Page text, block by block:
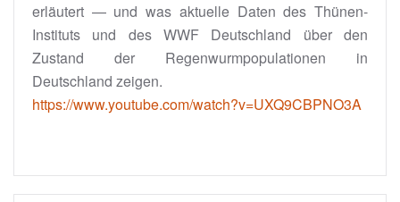
erläutert — und was aktuelle Daten des Thünen-
Instituts und des WWF Deutschland über den
Zustand der Regenwurmpopulationen in
Deutschland zeigen.
https://www.youtube.com/watch?v=UXQ9CBPNO3A